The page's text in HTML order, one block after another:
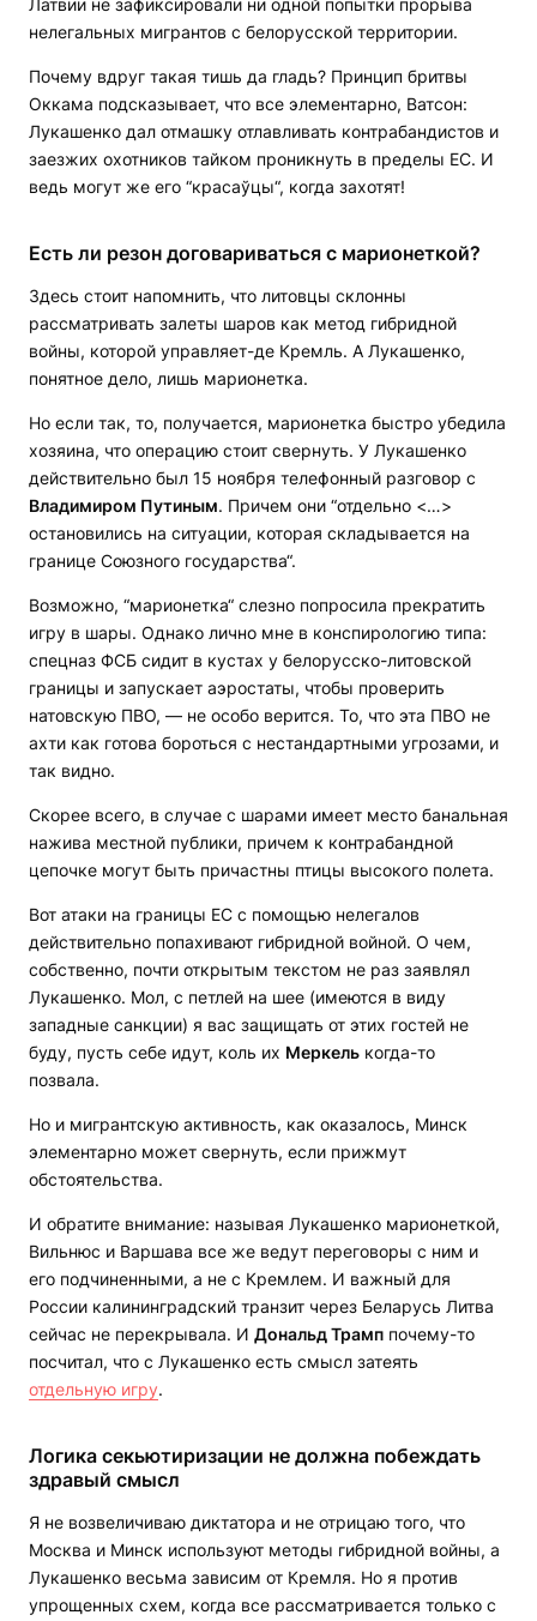
Латвии не зафиксировали ни одной попытки прорыва
нелегальных мигрантов с белорусской территории.
Почему вдруг такая тишь да гладь? Принцип бритвы
Оккама подсказывает, что все элементарно, Ватсон:
Лукашенко дал отмашку отлавливать контрабандистов и
заезжих охотников тайком проникнуть в пределы ЕС. И
ведь могут же его “красаўцы“, когда захотят!
Есть ли резон договариваться с марионеткой?
Здесь стоит напомнить, что литовцы склонны
рассматривать залеты шаров как метод гибридной
войны, которой управляет-де Кремль. А Лукашенко,
понятное дело, лишь марионетка.
Но если так, то, получается, марионетка быстро убедила
хозяина, что операцию стоит свернуть. У Лукашенко
действительно был 15 ноября телефонный разговор с
Владимиром Путиным. Причем они “отдельно <…>
остановились на ситуации, которая складывается на
границе Союзного государства“.
Возможно, “марионетка“ слезно попросила прекратить
игру в шары. Однако лично мне в конспирологию типа:
спецназ ФСБ сидит в кустах у белорусско-литовской
границы и запускает аэростаты, чтобы проверить
натовскую ПВО, — не особо верится. То, что эта ПВО не
ахти как готова бороться с нестандартными угрозами, и
так видно.
Скорее всего, в случае с шарами имеет место банальная
нажива местной публики, причем к контрабандной
цепочке могут быть причастны птицы высокого полета.
Вот атаки на границы ЕС с помощью нелегалов
действительно попахивают гибридной войной. О чем,
собственно, почти открытым текстом не раз заявлял
Лукашенко. Мол, с петлей на шее (имеются в виду
западные санкции) я вас защищать от этих гостей не
буду, пусть себе идут, коль их Меркель когда-то
позвала.
Но и мигрантскую активность, как оказалось, Минск
элементарно может свернуть, если прижмут
обстоятельства.
И обратите внимание: называя Лукашенко марионеткой,
Вильнюс и Варшава все же ведут переговоры с ним и
его подчиненными, а не с Кремлем. И важный для
России калининградский транзит через Беларусь Литва
сейчас не перекрывала. И Дональд Трамп почему-то
посчитал, что с Лукашенко есть смысл затеять
отдельную игру.
Логика секьютиризации не должна побеждать
здравый смысл
Я не возвеличиваю диктатора и не отрицаю того, что
Москва и Минск используют методы гибридной войны, а
Лукашенко весьма зависим от Кремля. Но я против
упрощенных схем, когда все рассматривается только с